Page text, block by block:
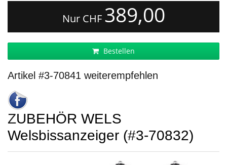
Nur CHF 389,00
Bestellen
Artikel #3-70841 weiterempfehlen
ZUBEHÖR WELS
Welsbissanzeiger (#3-70832)